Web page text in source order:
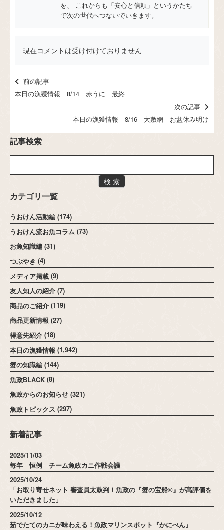
を、 これからも「安心と信頼」というかたち
で次の世代へつないでいきます。
現在コメントは受け付けておりません
前の記事
本日の漁獲情報 8/14 赤うに 最終
次の記事
本日の漁獲情報 8/16 大敷網 お盆休み明け
記事検索
検 索
カテゴリ一覧
うおけん活動編 (174)
うおけん流お魚コラム (73)
お魚知識編 (31)
つぶやき (4)
メディア掲載 (9)
友人知人の紹介 (7)
商品のご紹介 (119)
商品更新情報 (27)
得意先紹介 (18)
本日の漁獲情報 (1,942)
蟹の知識編 (144)
魚政BLACK (8)
魚政からのお知らせ (321)
魚政トピックス (297)
新着記事
2025/11/03
毎年 恒例 チーム魚政カニ作戦会議
2025/10/24
「お取り寄せネット 審査員太鼓判！魚政の『蟹の宝船®』が高評価を
いただきました」
2025/10/12
茹でたてのカニが味わえる！魚政マリンスポット『かにべん』